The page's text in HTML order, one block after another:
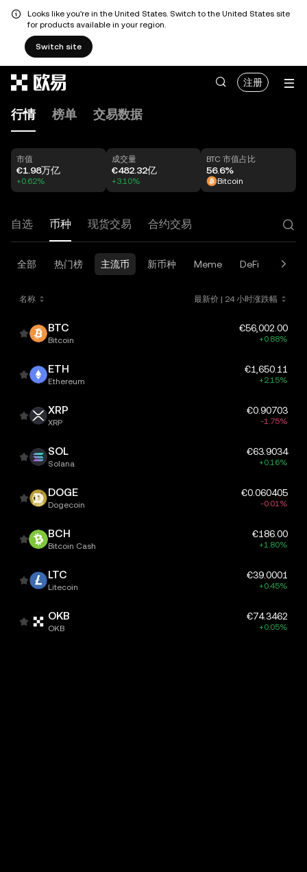
Looks like you're in the United States. Switch to the United States site
for products available in your region.
Switch site
注册
行情 榜单 交易数据
市值
€1.98万亿
+0.62%
成交量
€482.32亿
+3.10%
BTC 市值占比
56.6%
Bitcoin
自选 币种 现货交易 合约交易
全部 热门榜 主流币 新币种 Meme DeFi 人工
名称 最新价 | 24 小时涨跌幅
BTC
Bitcoin
€56,002.00
+0.88%
ETH
Ethereum
€1,650.11
+2.15%
XRP
XRP
€0.90703
-1.75%
SOL
Solana
€63.9034
+0.16%
DOGE
Dogecoin
€0.060405
-0.01%
BCH
Bitcoin Cash
€186.00
+1.80%
LTC
Litecoin
€39.0001
+0.45%
OKB
OKB
€74.3462
+0.05%